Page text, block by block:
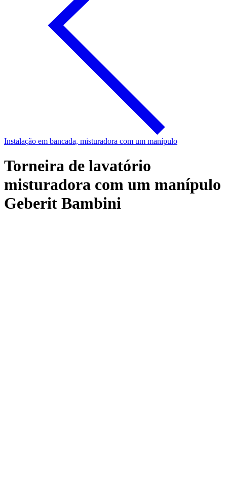
Instalação em bancada, misturadora com um manípulo
Torneira de lavatório
misturadora com um manípulo
Geberit Bambini